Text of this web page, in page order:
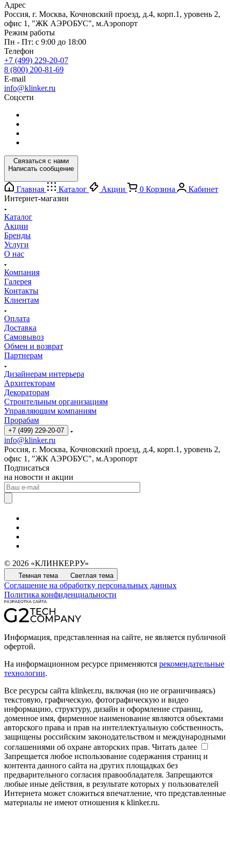
Адрес
Россия, г. Москва, Кочновский проезд, д.4, корп.1, уровень 2,
офис 1, "ЖК АЭРОБУС", м.Аэропорт
Режим работы
Пн - Пт: с 9:00 до 18:00
Телефон
+7 (499) 229-20-07
8 (800) 200-81-69
E-mail
info@klinker.ru
Соцсети
Связаться с нами
Написать сообщение
Главная Каталог Акции 0 Корзина
Кабинет
Интернет-магазин
Каталог
Акции
Бренды
Услуги
О нас
Компания
Галерея
Контакты
Клиентам
Оплата
Доставка
Самовывоз
Обмен и возврат
Партнерам
Дизайнерам интерьера
Архитекторам
Декораторам
Строительным организациям
Управляющим компаниям
Прорабам
+7 (499) 229-20-07
info@klinker.ru
Россия, г. Москва, Кочновский проезд, д.4, корп.1, уровень 2,
офис 1, "ЖК АЭРОБУС", м.Аэропорт
Подписаться
на новости и акции
© 2026 «КЛИНКЕР.РУ»
Темная тема Светлая тема
Соглашение на обработку персональных данных
Политика конфиденциальности
Информация, представленная на сайте, не является публичной
офертой.
На информационном ресурсе применяются рекомендательные
технологии.
Все ресурсы сайта klinker.ru, включая (но не ограничиваясь)
текстовую, графическую, фотографическую и видео
информацию, структуру, дизайн и оформление страниц,
доменное имя, фирменное наименование являются объектами
авторского права и прав на интеллектуальную собственность,
защищены российским законодательством и международными
соглашениями об охране авторских прав. Читать далее
Запрещается любое использование содержания страниц и
контента данного сайта на других площадках без
предварительного согласия правообладателя. Запрещаются
любые иные действия, в результате которых у пользователей
Интернета может сложиться впечатление, что представленные
материалы не имеют отношения к klinker.ru.